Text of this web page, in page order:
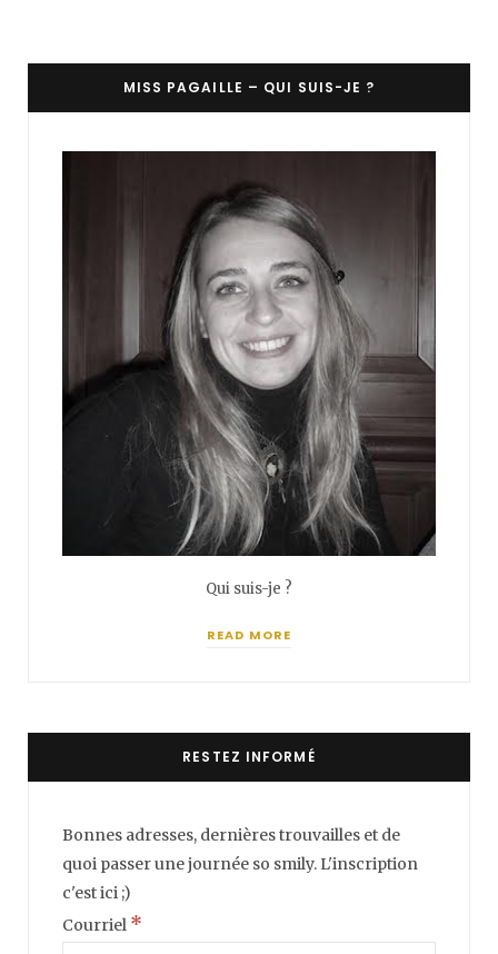
MISS PAGAILLE – QUI SUIS-JE ?
Qui suis-je ?
READ MORE
RESTEZ INFORMÉ
Bonnes adresses, dernières trouvailles et de
quoi passer une journée so smily. L'inscription
c'est ici ;)
Courriel *